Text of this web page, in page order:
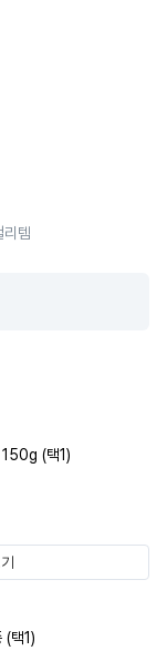
리템
150g (택1)
(택1)